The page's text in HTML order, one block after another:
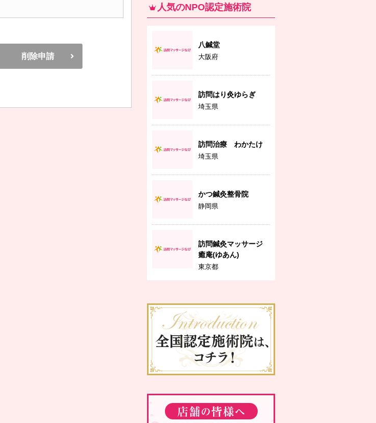
削除申請
人気のNPO認定施術院
八鍼堂
大阪府
訪問はり灸ゆらぎ
埼玉県
訪問治療 わかたけ
埼玉県
かつ鍼灸整骨院
静岡県
訪問鍼灸マッサージ
癒庵(ゆあん)
東京都